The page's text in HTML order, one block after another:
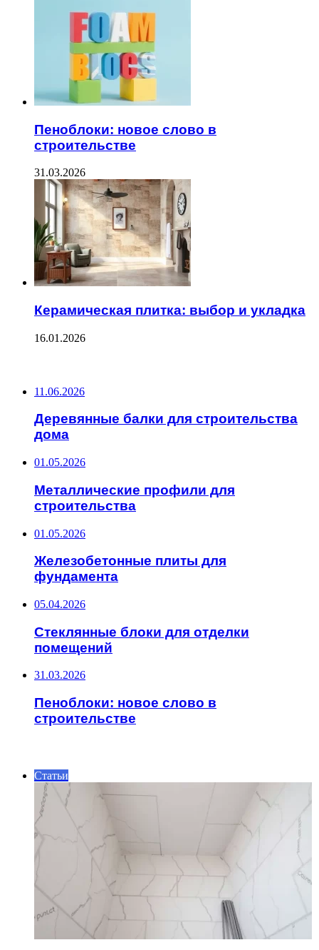
Пеноблоки: новое слово в
строительстве
31.03.2026
Керамическая плитка: выбор и укладка
16.01.2026
11.06.2026
Деревянные балки для строительства
дома
01.05.2026
Металлические профили для
строительства
01.05.2026
Железобетонные плиты для
фундамента
05.04.2026
Стеклянные блоки для отделки
помещений
31.03.2026
Пеноблоки: новое слово в
строительстве
Статьи